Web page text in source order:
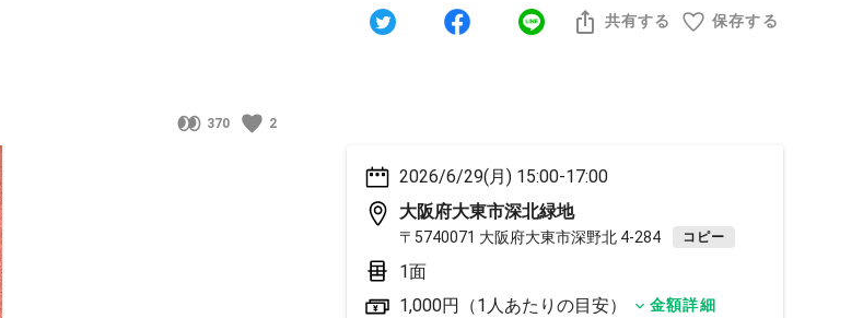
370 2
共有する 保存する
2026/6/29(月) 15:00-17:00
大阪府大東市深北緑地
〒5740071 大阪府大東市深野北 4-284 コピー
1面
1,000円（1人あたりの目安）
金額詳細